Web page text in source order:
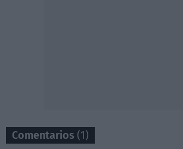
Comentarios (1)